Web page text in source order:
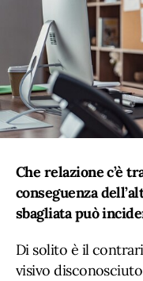
Che relazione c’è
conseguenza
sbagliata può
Di solito è il
visivo